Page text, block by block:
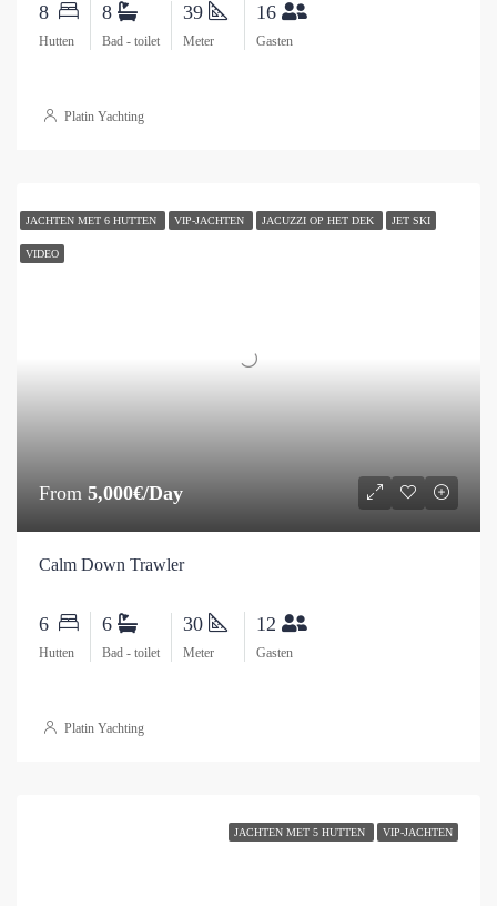
8
Hutten
8
Bad - toilet
39
Meter
16
Gasten
Platin Yachting
JACHTEN MET 6 HUTTEN VIP-JACHTEN JACUZZI OP HET DEK JET SKI
VIDEO
From 5,000€/Day
Calm Down Trawler
6
Hutten
6
Bad - toilet
30
Meter
12
Gasten
Platin Yachting
JACHTEN MET 5 HUTTEN VIP-JACHTEN